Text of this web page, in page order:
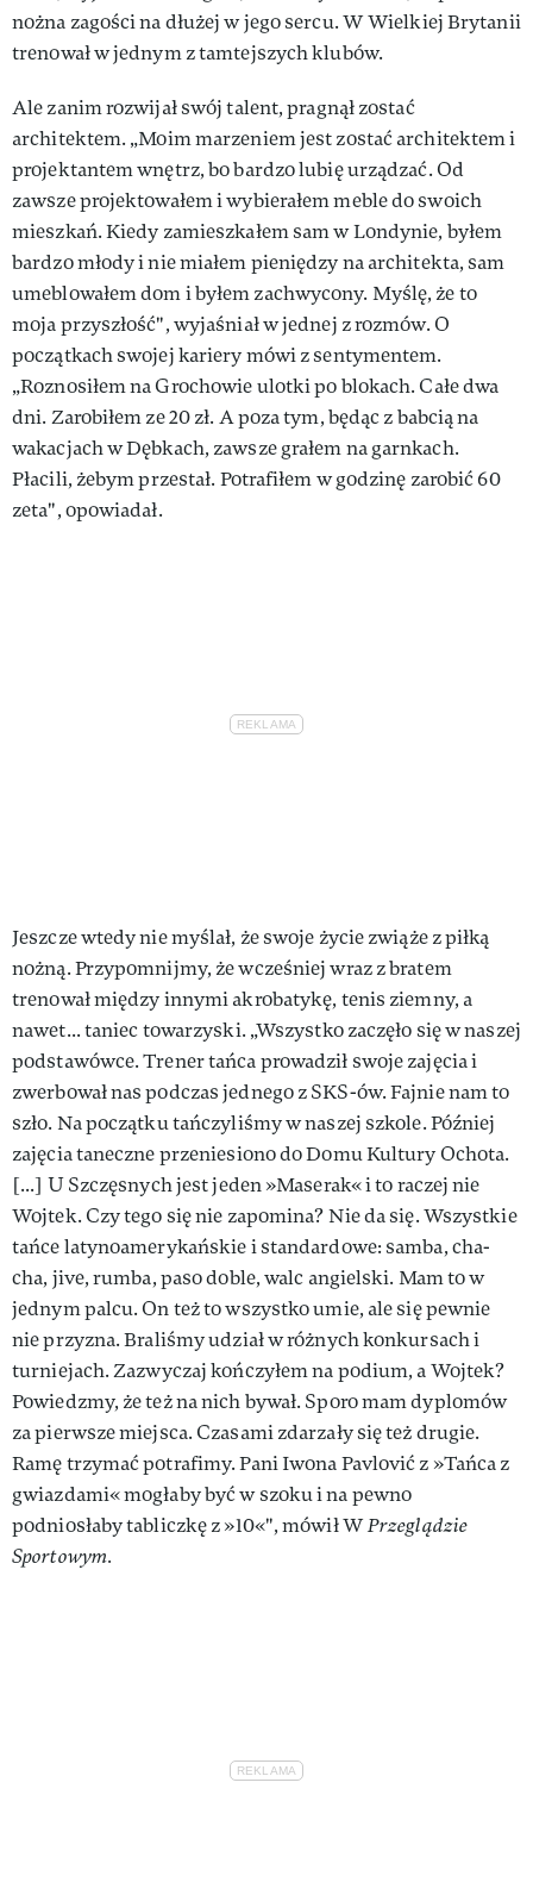
nożna zagości na dłużej w jego sercu. W Wielkiej Brytanii
trenował w jednym z tamtejszych klubów.
Ale zanim rozwijał swój talent, pragnął zostać
architektem. „Moim marzeniem jest zostać architektem i
projektantem wnętrz, bo bardzo lubię urządzać. Od
zawsze projektowałem i wybierałem meble do swoich
mieszkań. Kiedy zamieszkałem sam w Londynie, byłem
bardzo młody i nie miałem pieniędzy na architekta, sam
umeblowałem dom i byłem zachwycony. Myślę, że to
moja przyszłość", wyjaśniał w jednej z rozmów. O
początkach swojej kariery mówi z sentymentem.
„Roznosiłem na Grochowie ulotki po blokach. Całe dwa
dni. Zarobiłem ze 20 zł. A poza tym, będąc z babcią na
wakacjach w Dębkach, zawsze grałem na garnkach.
Płacili, żebym przestał. Potrafiłem w godzinę zarobić 60
zeta", opowiadał.
Jeszcze wtedy nie myślał, że swoje życie zwiąże z piłką
nożną. Przypomnijmy, że wcześniej wraz z bratem
trenował między innymi akrobatykę, tenis ziemny, a
nawet... taniec towarzyski. „Wszystko zaczęło się w naszej
podstawówce. Trener tańca prowadził swoje zajęcia i
zwerbował nas podczas jednego z SKS-ów. Fajnie nam to
szło. Na początku tańczyliśmy w naszej szkole. Później
zajęcia taneczne przeniesiono do Domu Kultury Ochota.
[...] U Szczęsnych jest jeden »Maserak« i to raczej nie
Wojtek. Czy tego się nie zapomina? Nie da się. Wszystkie
tańce latynoamerykańskie i standardowe: samba, cha-
cha, jive, rumba, paso doble, walc angielski. Mam to w
jednym palcu. On też to wszystko umie, ale się pewnie
nie przyzna. Braliśmy udział w różnych konkursach i
turniejach. Zazwyczaj kończyłem na podium, a Wojtek?
Powiedzmy, że też na nich bywał. Sporo mam dyplomów
za pierwsze miejsca. Czasami zdarzały się też drugie.
Ramę trzymać potrafimy. Pani Iwona Pavlović z »Tańca z
gwiazdami« mogłaby być w szoku i na pewno
podniosłaby tabliczkę z »10«", mówił WPrzeglądzie
Sportowym.